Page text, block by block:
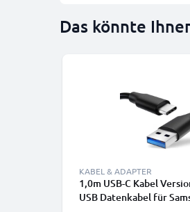
Das könnte
KABEL & ADAPTER
1,0m USB-C Kabel
USB Datenkabel für